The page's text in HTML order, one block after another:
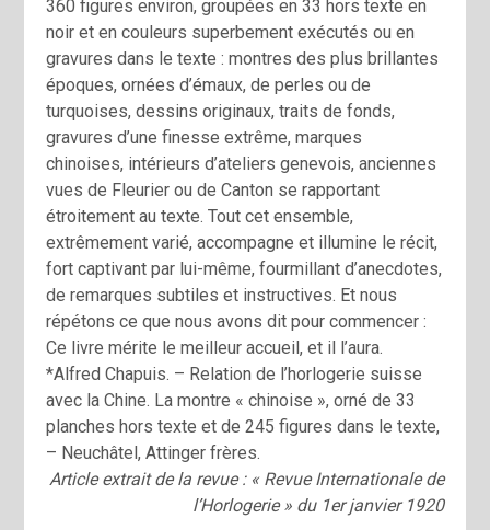
360 figures environ, groupées en 33 hors texte en
noir et en couleurs superbement exécutés ou en
gravures dans le texte : montres des plus brillantes
époques, ornées d’émaux, de perles ou de
turquoises, dessins originaux, traits de fonds,
gravures d’une finesse extrême, marques
chinoises, intérieurs d’ateliers genevois, anciennes
vues de Fleurier ou de Canton se rapportant
étroitement au texte. Tout cet ensemble,
extrêmement varié, accompagne et illumine le récit,
fort captivant par lui-même, fourmillant d’anecdotes,
de remarques subtiles et instructives. Et nous
répétons ce que nous avons dit pour commencer :
Ce livre mérite le meilleur accueil, et il l’aura.
*Alfred Chapuis. – Relation de l’horlogerie suisse
avec la Chine. La montre « chinoise », orné de 33
planches hors texte et de 245 figures dans le texte,
– Neuchâtel, Attinger frères.
Article extrait de la revue : « Revue Internationale de
l’Horlogerie » du 1er janvier 1920